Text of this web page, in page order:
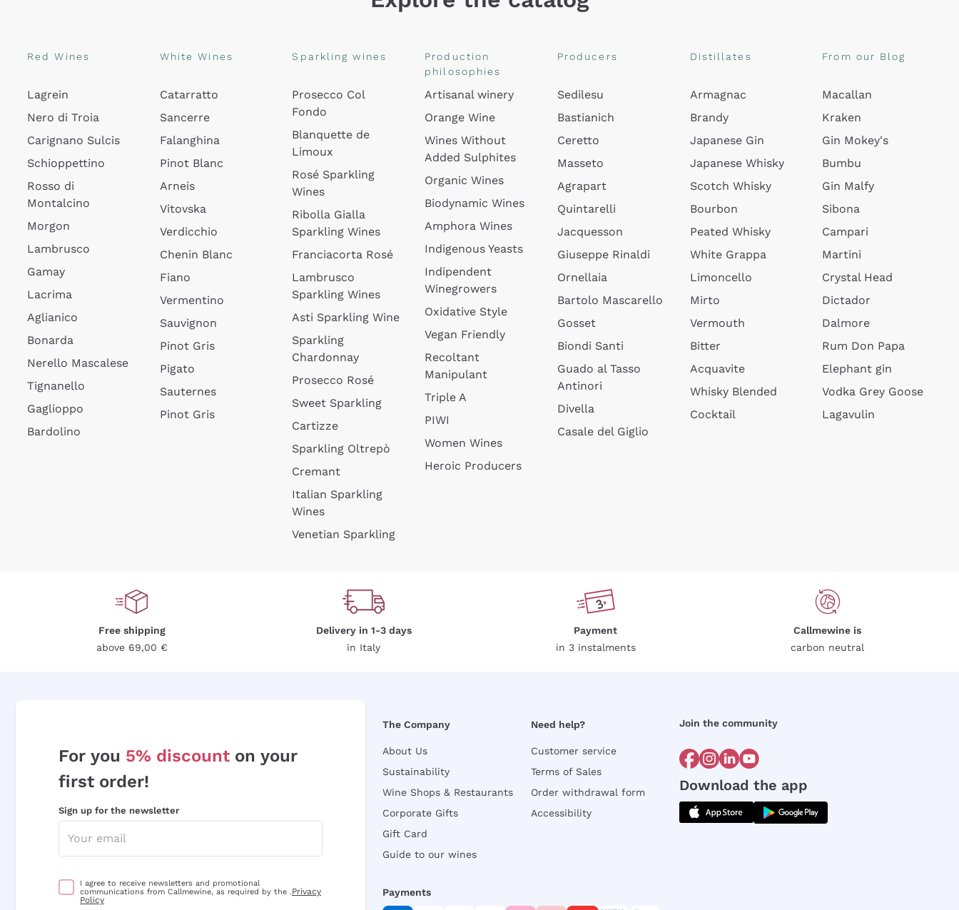
Red Wines
Lagrein
Nero di Troia
Carignano Sulcis
Schioppettino
Rosso di
Montalcino
Morgon
Lambrusco
Gamay
Lacrima
Aglianico
Bonarda
Nerello Mascalese
Tignanello
Gaglioppo
Bardolino
White Wines
Catarratto
Sancerre
Falanghina
Pinot Blanc
Arneis
Vitovska
Verdicchio
Chenin Blanc
Fiano
Vermentino
Sauvignon
Pinot Gris
Pigato
Sauternes
Pinot Gris
Sparkling wines
Prosecco Col
Fondo
Blanquette de
Limoux
Rosé Sparkling
Wines
Ribolla Gialla
Sparkling Wines
Franciacorta Rosé
Lambrusco
Sparkling Wines
Asti Sparkling Wine
Sparkling
Chardonnay
Prosecco Rosé
Sweet Sparkling
Cartizze
Sparkling Oltrepò
Cremant
Italian Sparkling
Wines
Venetian Sparkling
Production
philosophies
Artisanal winery
Orange Wine
Wines Without
Added Sulphites
Organic Wines
Biodynamic Wines
Amphora Wines
Indigenous Yeasts
Indipendent
Winegrowers
Oxidative Style
Vegan Friendly
Recoltant
Manipulant
Triple A
PIWI
Women Wines
Heroic Producers
Producers
Sedilesu
Bastianich
Ceretto
Masseto
Agrapart
Quintarelli
Jacquesson
Giuseppe Rinaldi
Ornellaia
Bartolo Mascarello
Gosset
Biondi Santi
Guado al Tasso
Antinori
Divella
Casale del Giglio
Distillates
Armagnac
Brandy
Japanese Gin
Japanese Whisky
Scotch Whisky
Bourbon
Peated Whisky
White Grappa
Limoncello
Mirto
Vermouth
Bitter
Acquavite
Whisky Blended
Cocktail
From our Blog
Macallan
Kraken
Gin Mokey's
Bumbu
Gin Malfy
Sibona
Campari
Martini
Crystal Head
Dictador
Dalmore
Rum Don Papa
Elephant gin
Vodka Grey Goose
Lagavulin
Free shipping
above 69,00 €
Delivery in 1-3 days
in Italy
Payment
in 3 instalments
Callmewine is
carbon neutral
For you 5% discount on your
first order!
Sign up for the newsletter
I agree to receive newsletters and promotional
communications from Callmewine, as required by the .Privacy
Policy
The Company
About Us
Sustainability
Wine Shops & Restaurants
Corporate Gifts
Gift Card
Guide to our wines
Need help?
Customer service
Terms of Sales
Order withdrawal form
Accessibility
Join the community
Download the app
Payments